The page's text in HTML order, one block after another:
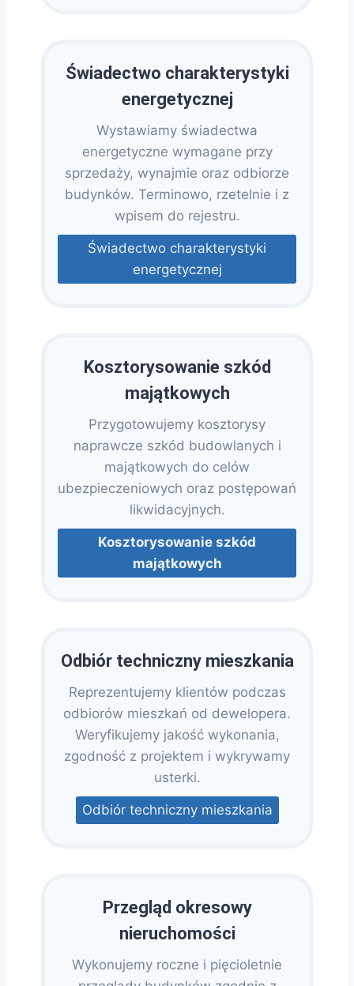
Świadectwo charakterystyki
energetycznej
Wystawiamy świadectwa
energetyczne wymagane przy
sprzedaży, wynajmie oraz odbiorze
budynków. Terminowo, rzetelnie i z
wpisem do rejestru.
Świadectwo charakterystyki
energetycznej
Kosztorysowanie szkód
majątkowych
Przygotowujemy kosztorysy
naprawcze szkód budowlanych i
majątkowych do celów
ubezpieczeniowych oraz postępowań
likwidacyjnych.
Kosztorysowanie szkód
majątkowych
Odbiór techniczny mieszkania
Reprezentujemy klientów podczas
odbiorów mieszkań od dewelopera.
Weryfikujemy jakość wykonania,
zgodność z projektem i wykrywamy
usterki.
Odbiór techniczny mieszkania
Przegląd okresowy
nieruchomości
Wykonujemy roczne i pięcioletnie